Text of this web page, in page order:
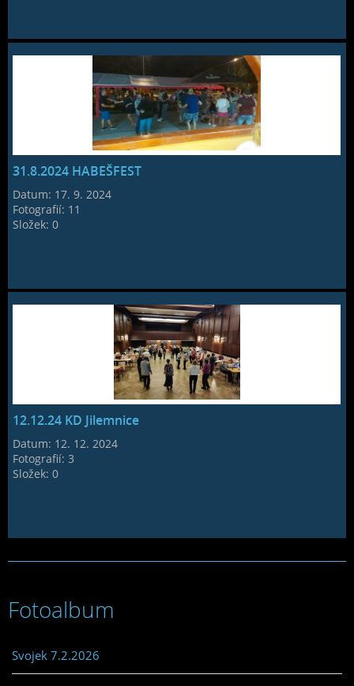
31.8.2024 HABEŠFEST
Datum: 17. 9. 2024
Fotografií: 11
Složek:0
12.12.24 KD Jilemnice
Datum: 12. 12. 2024
Fotografií:3
Složek:0
Fotoalbum
Svojek 7.2.2026